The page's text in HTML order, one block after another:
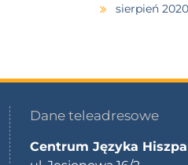
sierpień 2020
Dane teleadresowe
Centrum Języka